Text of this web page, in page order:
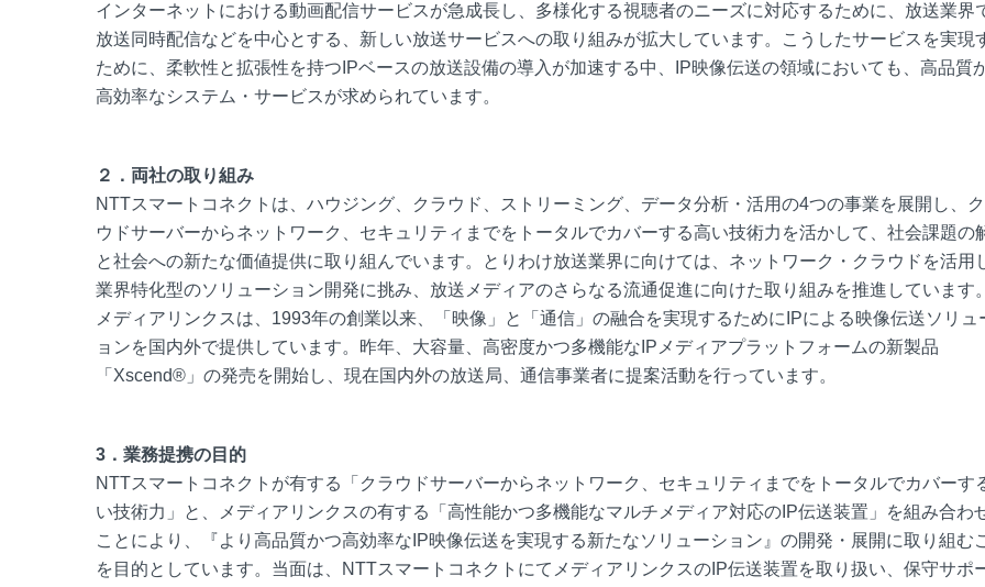
インターネットにおける動画配信サービスが急成長し、多様化する視聴者のニーズに対応するために、放送業界
放送同時配信などを中心とする、新しい放送サービスへの取り組みが拡大しています。こうしたサービスを実現
ために、柔軟性と拡張性を持つIPベースの放送設備の導入が加速する中、IP映像伝送の領域においても、高品質
高効率なシステム・サービスが求められています。
２．両社の取り組み
NTTスマートコネクトは、ハウジング、クラウド、ストリーミング、データ分析・活用の4つの事業を展開し、
ウドサーバーからネットワーク、セキュリティまでをトータルでカバーする高い技術力を活かして、社会課題の
と社会への新たな価値提供に取り組んでいます。とりわけ放送業界に向けては、ネットワーク・クラウドを活用
業界特化型のソリューション開発に挑み、放送メディアのさらなる流通促進に向けた取り組みを推進しています。
メディアリンクスは、1993年の創業以来、「映像」と「通信」の融合を実現するためにIPによる映像伝送ソリュ
ョンを国内外で提供しています。昨年、大容量、高密度かつ多機能なIPメディアプラットフォームの新製品
「Xscend®」の発売を開始し、現在国内外の放送局、通信事業者に提案活動を行っています。
3．業務提携の目的
NTTスマートコネクトが有する「クラウドサーバーからネットワーク、セキュリティまでをトータルでカバーす
い技術力」と、メディアリンクスの有する「高性能かつ多機能なマルチメディア対応のIP伝送装置」を組み合わ
ことにより、『より高品質かつ高効率なIP映像伝送を実現する新たなソリューション』の開発・展開に取り組む
を目的としています。当面は、NTTスマートコネクトにてメディアリンクスのIP伝送装置を取り扱い、保守サポ